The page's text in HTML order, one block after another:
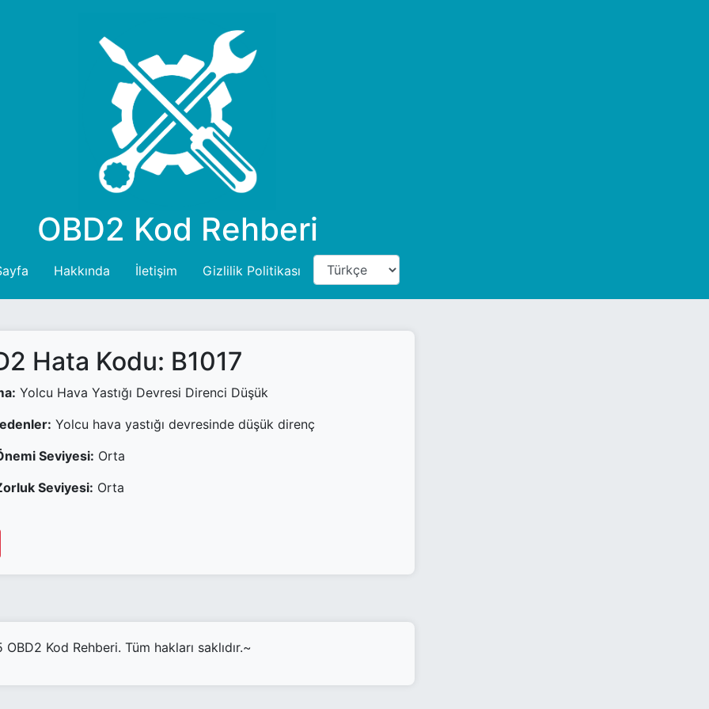
OBD2 Kod Rehberi
Hakkında İletişim Gizlilik Politikası
Hata Kodu: B1017
Yolcu Hava Yastığı Devresi Direnci Düşük
Yolcu hava yastığı devresinde düşük direnç
Seviyesi: Orta
Seviyesi: Orta
Kod Rehberi. Tüm hakları saklıdır.~